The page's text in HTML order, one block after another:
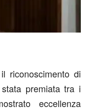
riconoscimento di
stata premiata tra i
eccellenza